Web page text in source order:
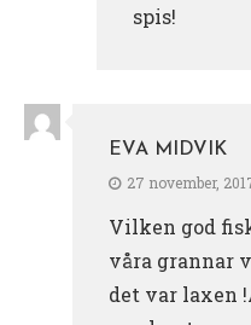
spis!
EVA MIDVIK
27 november,
Vilken god
våra grannar
det var laxen